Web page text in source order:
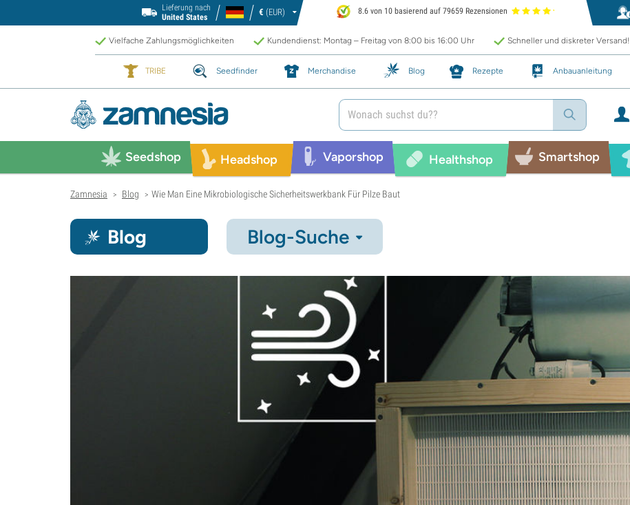
Lieferung nach
United States
€ (EUR) 8.6 von 10 basierend auf 79659 Rezensionen
Vielfache Zahlungsmöglichkeiten Kundendienst: Montag – Freitag von 8:00 bis 16:00 Uhr Schneller und diskreter Versand!
TRIBE Seedfinder Merchandise Blog Rezepte Anbauanleitung
Seedshop Headshop Vaporshop Healthshop Smartshop
Zamnesia > Blog > Wie Man Eine Mikrobiologische Sicherheitswerkbank Für Pilze Baut
Blog Blog-Suche